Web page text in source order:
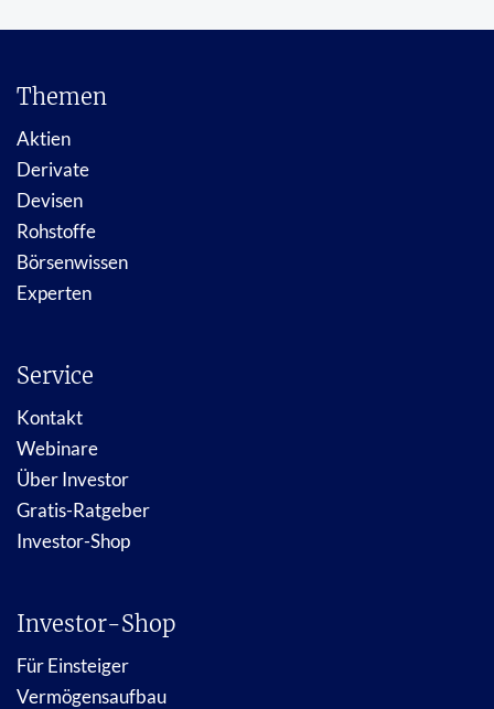
Themen
Aktien
Derivate
Devisen
Rohstoffe
Börsenwissen
Experten
Service
Kontakt
Webinare
Über Investor
Gratis-Ratgeber
Investor-Shop
Investor-Shop
Für Einsteiger
Vermögensaufbau